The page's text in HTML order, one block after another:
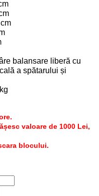
balansare liberă cu
a spătarului și
valoare de 1000 Lei,
blocului.